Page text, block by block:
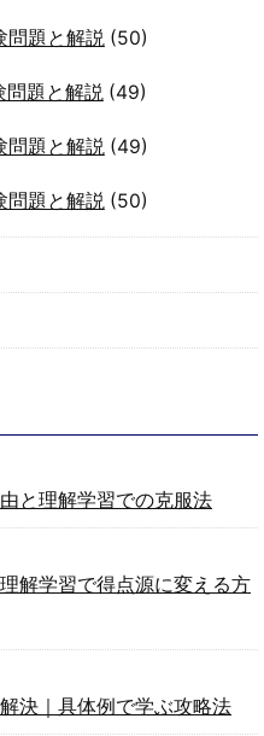
問題と解説(50)
問題と解説(49)
問題と解説(49)
問題と解説(50)
と理解学習での克服法
解学習で得点源に変える方
決｜具体例で学ぶ攻略法